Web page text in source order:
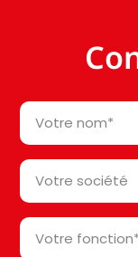
Votre
nom
*
Votre
société*
*
Votre
fonction